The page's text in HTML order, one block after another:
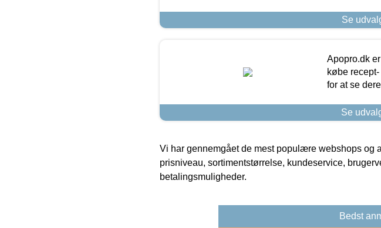
Se
Apopro.dk
købe
for at se
Se
Vi har gennemgået de mest populære webshops og
prisniveau, sortimentstørrelse, kundeservice,
betalingsmuligheder.
Bedst